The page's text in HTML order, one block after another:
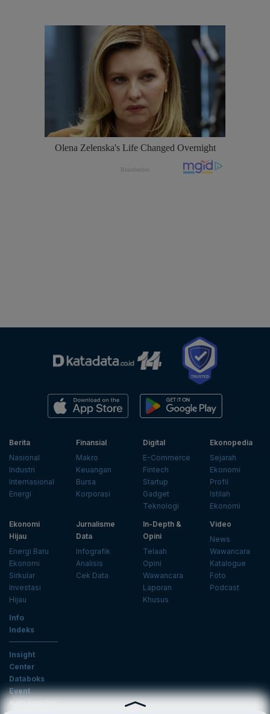
Berita
Nasional
Industri
Internasional
Energi
Finansial
Makro
Keuangan
Bursa
Korporasi
Digital
E-Commerce
Fintech
Startup
Gadget
Teknologi
Ekonopedia
Sejarah
Ekonomi
Profil
Istilah
Ekonomi
Ekonomi
Hijau
Energi Baru
Ekonomi
Sirkular
Investasi
Hijau
Jurnalisme
Data
Infografik
Analisis
Cek Data
In-Depth &
Opini
Telaah
Opini
Wawancara
Laporan
Khusus
Video
News
Wawancara
Katalogue
Foto
Podcast
Info
Indeks
Insight
Center
Databoks
Event
KatadataOto